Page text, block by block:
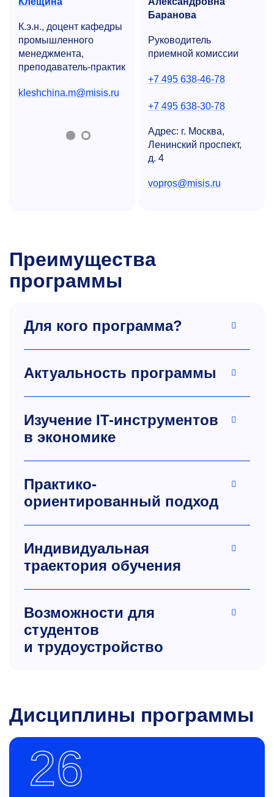
К.э.н., доцент кафедры
промышленного
менеджмента,
преподаватель-практик
kleshchina.m@misis.ru
Баранова
Руководитель
приемной комиссии
+7 495 638-46-78
+7 495 638-30-78
Адрес: г. Москва,
Ленинский проспект,
д. 4
vopros@misis.ru
Преимущества
программы
Для кого программа?
Актуальность программы
Изучение IT-инструментов
в экономике
Практико-
ориентированный подход
Индивидуальная
траектория обучения
Возможности для
студентов
и трудоустройство
Дисциплины программы
26